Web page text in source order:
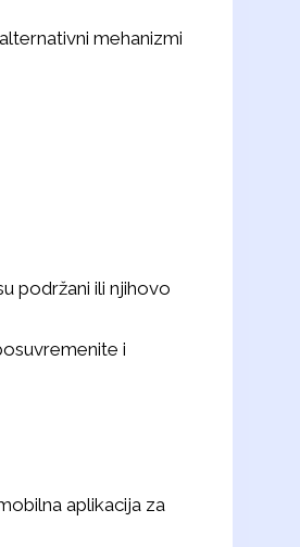
mehanizmi
podržani ili njihovo
i
aplikacija za